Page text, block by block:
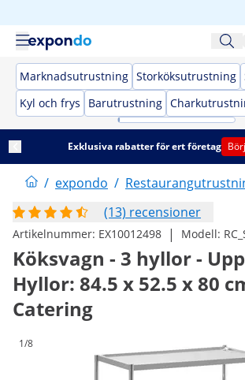
Marknadsutrustning Storköksutrustning
Kyl och frys
Barutrustning
Exklusiva rabatter för ert företag
/ expondo /
(13) recensioner
Artikelnummer: EX10012498 | Modell:
Köksvagn - 3 hyllor -
Hyllor: 84.5 x 52.5 x 80
Catering
1/8